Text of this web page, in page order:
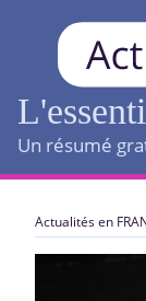
Un résumé
Actualités en